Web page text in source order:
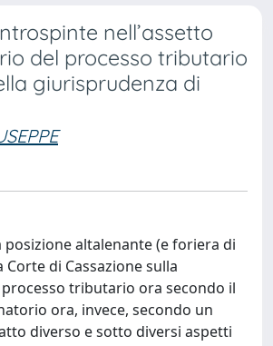
nell’assetto
del processo tributario
giurisprudenza di
posizione altalenante (e foriera di
Corte di Cassazione sulla
tributario ora secondo il
ora, invece, secondo un
diverso e sotto diversi aspetti